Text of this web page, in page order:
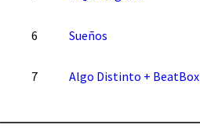
6 Sueños
7 Algo Distinto + BeatBox